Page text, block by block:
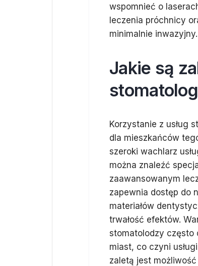
wspomnieć o
leczenia próchnicy
minimalnie inwazyjny.
Jakie są
Korzystanie z usług
dla mieszkańców
szeroki wachlarz
można znaleźć
zaawansowanym
zapewnia dostęp do
materiałów
trwałość efektów.
stomatolodzy często
miast, co czyni
zaletą jest